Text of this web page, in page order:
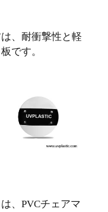
、耐衝撃性と軽
です。
、PVCチェアマ